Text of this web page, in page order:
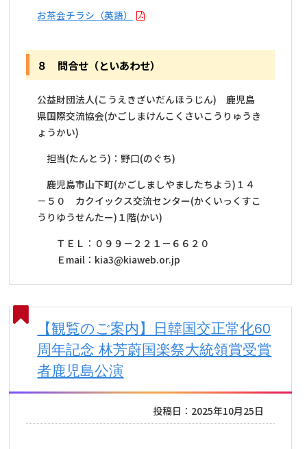
お茶会チラシ（英語）
８ 問合せ（といあわせ）
公益財団法人(こうえきざいだんほうじん) 鹿児島
県国際交流協会(かごしまけんこくさいこうりゅうき
ょうかい)
担当(たんとう)：野口(のぐち)
鹿児島市山下町(かごしましやましたちよう)１４
－５０ カクイックス交流センター(かくいっくすこ
うりゆうせんたー)１階(かい)
ＴＥＬ：０９９－２２１－６６２０
Ｅmail：kia3@kiaweb.or.jp
【観覧のご案内】日韓国交正常化60
周年記念 林芳蔚国楽祭大統領賞受賞
者鹿児島公演
投稿日：2025年10月25日